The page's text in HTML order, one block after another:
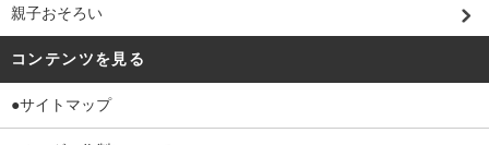
親子おそろい
コンテンツを見る
●サイトマップ